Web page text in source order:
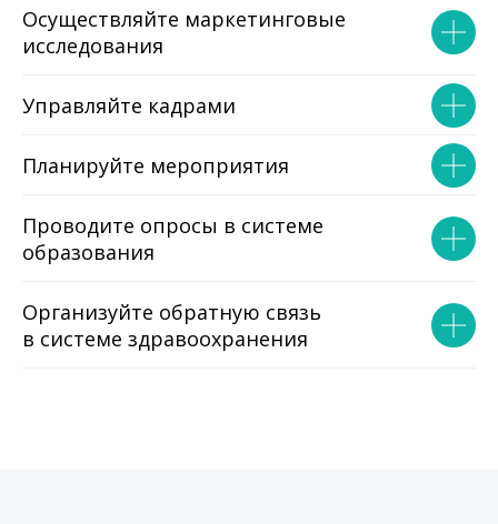
Осуществляйте маркетинговые
исследования
Управляйте кадрами
Планируйте мероприятия
Проводите опросы в системе
образования
Организуйте обратную связь
в системе здравоохранения